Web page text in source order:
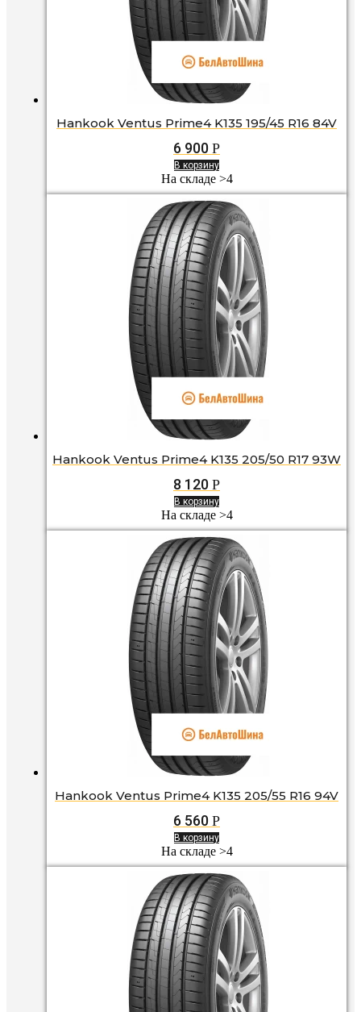
Hankook Ventus Prime4 K135 195/45 R16 84V
6 900 Р
В корзину
На складе >4
Hankook Ventus Prime4 K135 205/50 R17 93W
8 120 Р
В корзину
На складе >4
Hankook Ventus Prime4 K135 205/55 R16 94V
6 560 Р
В корзину
На складе >4